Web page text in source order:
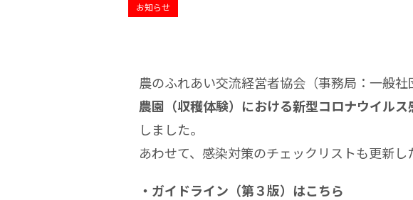
お知らせ
農のふれあい交流経営者協会（事務局：一般
農園（収穫体験）における新型コロナウイルス
しました。
あわせて、感染対策のチェックリストも更新し
・ガイドライン（第３版）はこちら